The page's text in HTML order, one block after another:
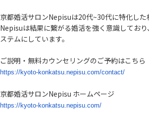
京都婚活サロンNepisuは20代~30代に特化した
Nepisuは結果に繋がる婚活を強く意識してお
ステムにしています。
ご説明・無料カウンセリングのご予約はこちら
https://kyoto-konkatsu.nepisu.com/contact/
京都婚活サロンNepisu ホームページ
https://kyoto-konkatsu.nepisu.com/